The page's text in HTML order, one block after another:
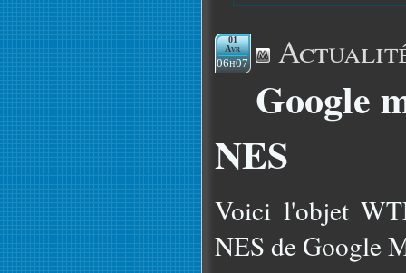
01
Avr
06h07
Google
NES
Voici l'objet
NES de Google